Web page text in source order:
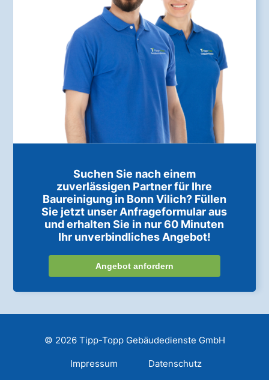
Suchen Sie nach einem
zuverlässigen Partner für Ihre
Baureinigung in Bonn Vilich? Füllen
Sie jetzt unser Anfrageformular aus
und erhalten Sie in nur 60 Minuten
Ihr unverbindliches Angebot!
Angebot anfordern
© 2026 Tipp-Topp Gebäudedienste GmbH
Impressum Datenschutz